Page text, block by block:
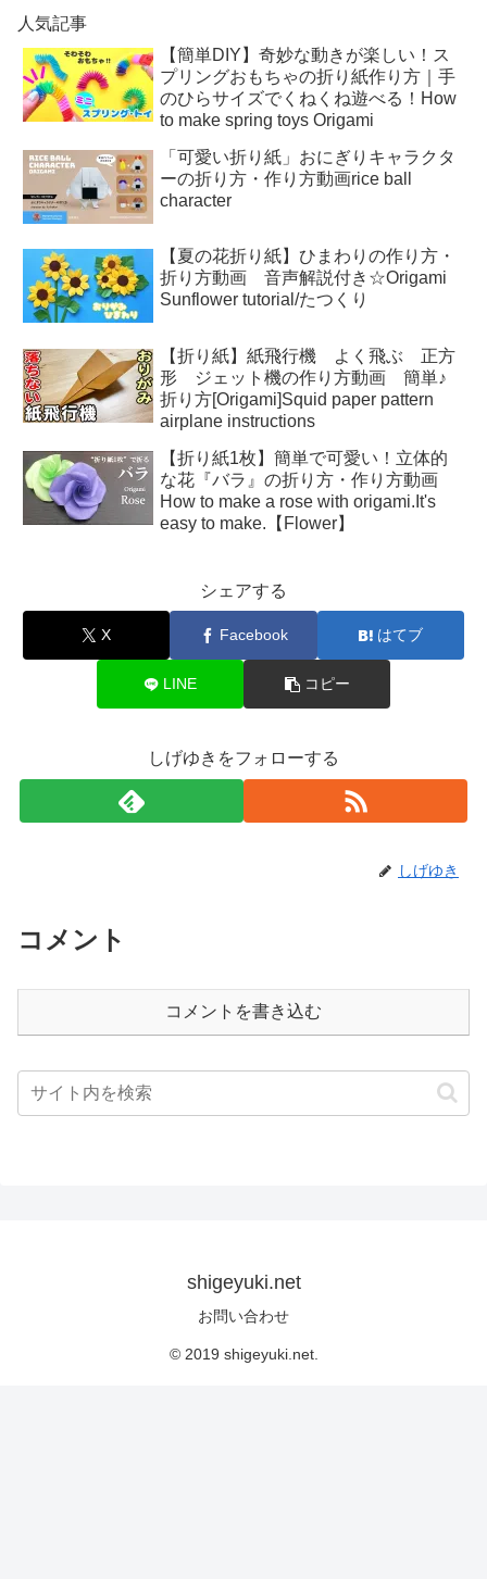
人気記事
【簡単DIY】奇妙な動きが楽しい！ス
プリングおもちゃの折り紙作り方｜手
のひらサイズでくねくね遊べる！How
to make spring toys Origami
「可愛い折り紙」おにぎりキャラクタ
ーの折り方・作り方動画rice ball
character
【夏の花折り紙】ひまわりの作り方・
折り方動画 音声解説付き☆Origami
Sunflower tutorial/たつくり
【折り紙】紙飛行機 よく飛ぶ 正方
形 ジェット機の作り方動画 簡単♪
折り方[Origami]Squid paper pattern
airplane instructions
【折り紙1枚】簡単で可愛い！立体的
な花『バラ』の折り方・作り方動画
How to make a rose with origami.It's
easy to make.【Flower】
シェアする
X Facebook はてブ
LINE コピー
しげゆきをフォローする
しげゆき
コメント
コメントを書き込む
shigeyuki.net
お問い合わせ
© 2019 shigeyuki.net.